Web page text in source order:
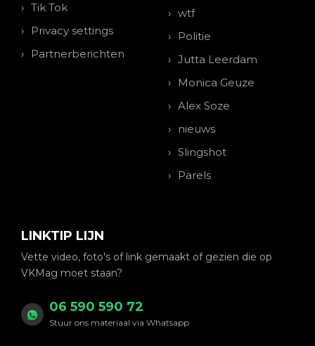
Tik Tok
Privacy settings
Partnerberichten
wtf
Politie
Jutta Leerdam
Monica Geuze
Alex Soze
nieuws
Slingshot
Parels
LINKTIP LIJN
Vette video, foto's of link gemaakt of gezien die op
VKMag moet staan?
06 590 590 72
Stuur ons materiaal via Whatsapp